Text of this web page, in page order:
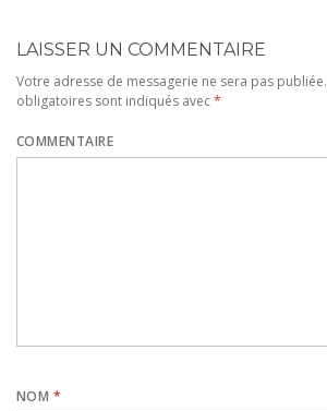
LAISSER UN COMMENTAIRE
Votre adresse de messagerie ne sera pas publiée.
obligatoires sont indiqués avec*
COMMENTAIRE
NOM *